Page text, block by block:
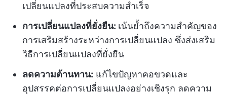
เปลี่ยนแปลงที่ประสบความสำเร็จ
การเปลี่ยนแปลงที่ยั่งยืน: เน้นย้ำถึงความสำคัญของ
การเสริมสร้างระหว่างการเปลี่ยนแปลง ซึ่งส่งเสริม
วิธีการเปลี่ยนแปลงที่ยั่งยืน
ลดความต้านทาน: แก้ไขปัญหาคอขวดและ
อุปสรรคต่อการเปลี่ยนแปลงอย่างเชิงรุก ลดความ